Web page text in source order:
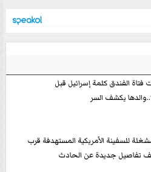
فتاة الفندق كلمة إسرائيل قبل
يكشف السر
للسفينة الأمريكية المستهدفة قرب
تفاصيل جديدة عن الحادث